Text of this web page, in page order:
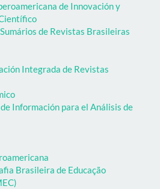
de Innovación y
de Revistas Brasileiras
Integrada de Revistas
Información para el Análisis de
Brasileira de Educação